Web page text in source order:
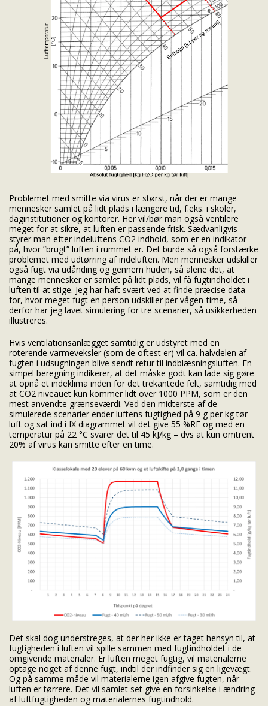
Problemet med smitte via virus er størst, når der er mange
mennesker samlet på lidt plads i længere tid, f.eks. i skoler,
daginstitutioner og kontorer. Her vil/bør man også ventilere
meget for at sikre, at luften er passende frisk. Sædvanligvis
styrer man efter indeluftens CO2 indhold, som er en indikator
på, hvor ”brugt” luften i rummet er. Det burde så også forstærke
problemet med udtørring af indeluften. Men mennesker udskiller
også fugt via udånding og gennem huden, så alene det, at
mange mennesker er samlet på lidt plads, vil få fugtindholdet i
luften til at stige. Jeg har haft svært ved at finde præcise data
for, hvor meget fugt en person udskiller per vågen-time, så
derfor har jeg lavet simulering for tre scenarier, så usikkerheden
illustreres.
Hvis ventilationsanlægget samtidig er udstyret med en
roterende varmeveksler (som de oftest er) vil ca. halvdelen af
fugten i udsugningen blive sendt retur til indblæsningsluften. En
simpel beregning indikerer, at det måske godt kan lade sig gøre
at opnå et indeklima inden for det trekantede felt, samtidig med
at CO2 niveauet kun kommer lidt over 1000 PPM, som er den
mest anvendte grænseværdi. Ved den midterste af de
simulerede scenarier ender luftens fugtighed på 9 g per kg tør
luft og sat ind i IX diagrammet vil det give 55 %RF og med en
temperatur på 22 °C svarer det til 45 kJ/kg – dvs at kun omtrent
20% af virus kan smitte efter en time.
Det skal dog understreges, at der her ikke er taget hensyn til, at
fugtigheden i luften vil spille sammen med fugtindholdet i de
omgivende materialer. Er luften meget fugtig, vil materialerne
optage noget af denne fugt, indtil der indfinder sig en ligevægt.
Og på samme måde vil materialerne igen afgive fugten, når
luften er tørrere. Det vil samlet set give en forsinkelse i ændring
af luftfugtigheden og materialernes fugtindhold.